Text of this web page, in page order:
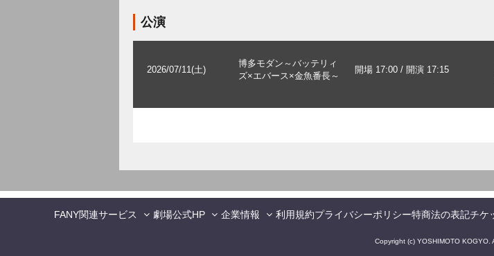
公演
2026/07/11(土)
博多モダン～バッテリィ
ズ×エバース×金魚番長～
開場 17:00 / 開演 17:15
FANY関連サービス 劇場公式HP 企業情報 利用規約プライバシーポリシー特商法の表記チケ
Copyright (c) YOSHIMOTO KOGYO.